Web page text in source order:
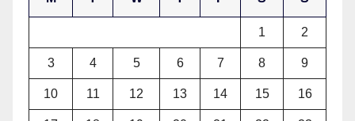
1 2
3 4 5 6 7 8 9
10 11 12 13 14 15 16